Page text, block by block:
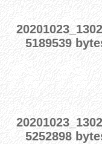
5189539
5252898